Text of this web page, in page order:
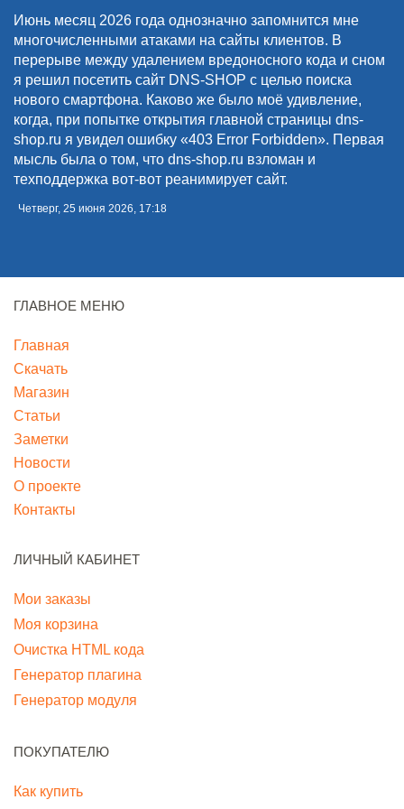
Июнь месяц 2026 года однозначно запомнится мне
многочисленными атаками на сайты клиентов. В
перерыве между удалением вредоносного кода и сном
я решил посетить сайт DNS-SHOP с целью поиска
нового смартфона. Каково же было моё удивление,
когда, при попытке открытия главной страницы dns-
shop.ru я увидел ошибку «403 Error Forbidden». Первая
мысль была о том, что dns-shop.ru взломан и
техподдержка вот-вот реанимирует сайт.
Четверг, 25 июня 2026, 17:18
ГЛАВНОЕ МЕНЮ
Главная
Скачать
Магазин
Статьи
Заметки
Новости
О проекте
Контакты
ЛИЧНЫЙ КАБИНЕТ
Мои заказы
Моя корзина
Очистка HTML кода
Генератор плагина
Генератор модуля
ПОКУПАТЕЛЮ
Как купить